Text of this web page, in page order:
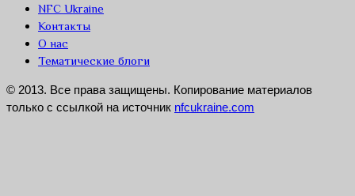
NFC Ukraine
Контакты
О нас
Тематические блоги
© 2013. Все права защищены. Копирование материалов
только с ссылкой на источник nfcukraine.com